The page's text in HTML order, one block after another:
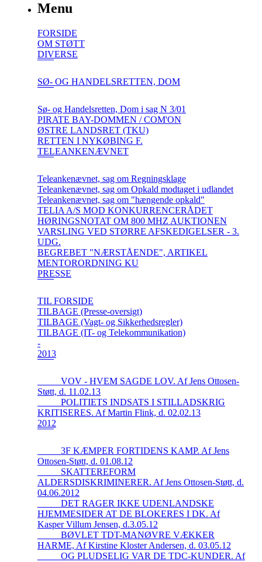
Menu
FORSIDE
OM STØTT
DIVERSE
SØ- OG HANDELSRETTEN, DOM
Sø- og Handelsretten, Dom i sag N 3/01
PIRATE BAY-DOMMEN / COM'ON
ØSTRE LANDSRET (TKU)
RETTEN I NYKØBING F.
TELEANKENÆVNET
Teleankenævnet, sag om Regningsklage
Teleankenævnet, sag om Opkald modtaget i udlandet
Teleankenævnet, sag om "hængende opkald"
TELIA A/S MOD KONKURRENCERÅDET
HØRINGSNOTAT OM 800 MHZ AUKTIONEN
VARSLING VED STØRRE AFSKEDIGELSER - 3.
UDG.
BEGREBET "NÆRSTÅENDE", ARTIKEL
MENTORORDNING KU
PRESSE
TIL FORSIDE
TILBAGE (Presse-oversigt)
TILBAGE (Vagt- og Sikkerhedsregler)
TILBAGE (IT- og Telekommunikation)
-
2013
_____VOV - HVEM SAGDE LOV. Af Jens Ottosen-
Støtt, d. 11.02.13
_____POLITIETS INDSATS I STILLADSKRIG
KRITISERES. Af Martin Flink, d. 02.02.13
2012
_____3F KÆMPER FORTIDENS KAMP. Af Jens
Ottosen-Støtt, d. 01.08.12
_____SKATTEREFORM
ALDERSDISKRIMINERER. Af Jens Ottosen-Støtt, d.
04.06.2012
_____DET RAGER IKKE UDENLANDSKE
HJEMMESIDER AT DE BLOKERES I DK. Af
Kasper Villum Jensen, d.3.05.12
_____BØVLET TDT-MANØVRE VÆKKER
HARME, Af Kirstine Kloster Andersen, d. 03.05.12
_____OG PLUDSELIG VAR DE TDC-KUNDER. Af